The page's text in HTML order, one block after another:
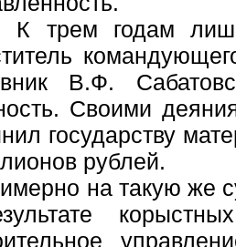
годам
В.Ф.
Своими
государству
рублей.
на такую же